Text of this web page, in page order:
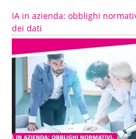
IA in azienda: obblighi
dei dati